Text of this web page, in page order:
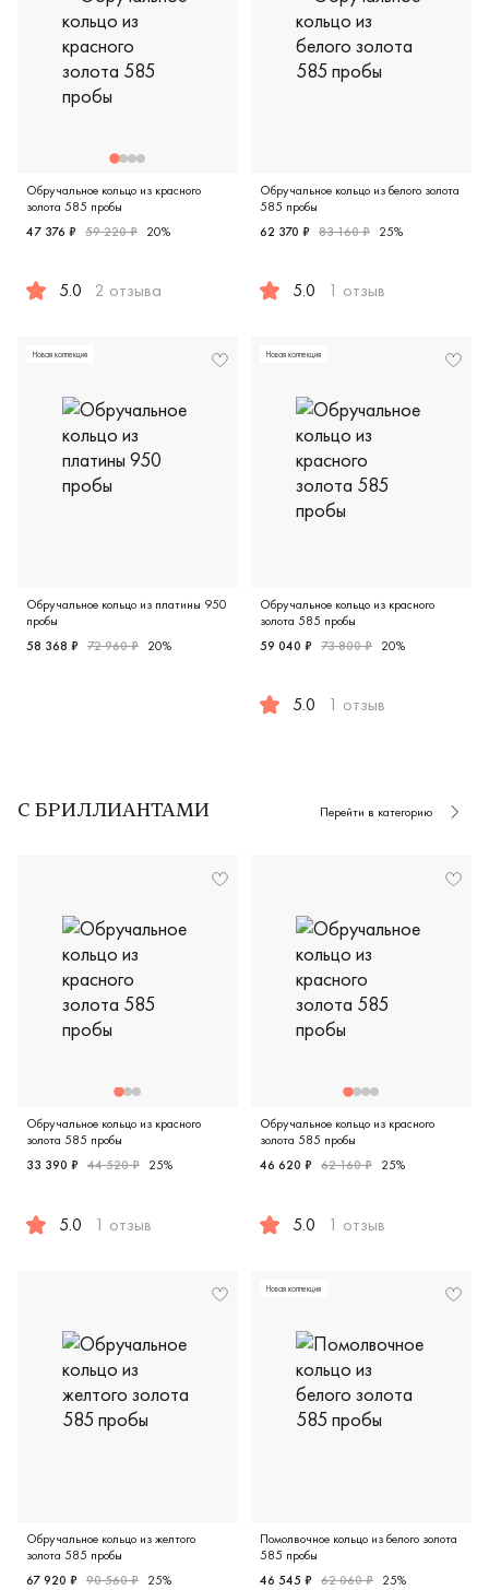
Обручальное кольцо из красного
золота 585 пробы
47 376 ₽ 59 220 ₽ 20%
5.0 2 отзыва
Обручальное кольцо из белого золота
585 пробы
62 370 ₽ 83 160 ₽ 25%
5.0 1 отзыв
Новая коллекция
Обручальное кольцо из платины 950
пробы
Женские, парные, платина 950 пробы, европейская
58 368 ₽ 72 960 ₽ 20%
Новая коллекция
Обручальное кольцо из красного
золота 585 пробы
59 040 ₽ 73 800 ₽ 20%
5.0 1 отзыв
С БРИЛЛИАНТАМИ Перейти в категорию
Обручальное кольцо из красного
золота 585 пробы
33 390 ₽ 44 520 ₽ 25%
5.0 1 отзыв
Обручальное кольцо из красного
золота 585 пробы
46 620 ₽ 62 160 ₽ 25%
5.0 1 отзыв
Обручальное кольцо из желтого
золота 585 пробы
67 920 ₽ 90 560 ₽ 25%
Новая коллекция
Помолвочное кольцо из белого золота
585 пробы
46 545 ₽ 62 060 ₽ 25%